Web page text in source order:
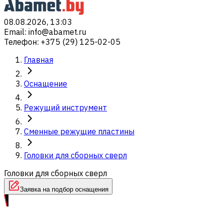
08.08.2026, 13:03
Email: info@abamet.ru
Телефон: +375 (29) 125-02-05
Главная
Оснащение
Режущий инструмент
Сменные режущие пластины
Головки для сборных сверл
Головки для сборных сверл
Заявка на подбор оснащения